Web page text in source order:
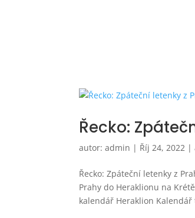
Řecko:
autor:admin | Říj 24, 2022 |
Řecko: Zpáteční letenky z
Prahy do Heraklionu na
kalendář Heraklion